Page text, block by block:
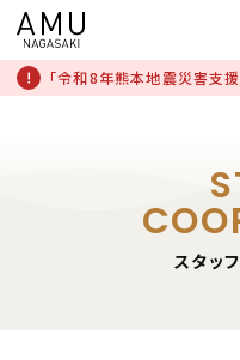
「令和8年熊本地震災害支
スタッ